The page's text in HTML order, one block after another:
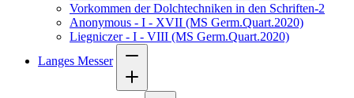
Vorkommen der Dolchtechniken in den Schriften-2
Anonymous - I - XVII (MS Germ.Quart.2020)
Liegniczer - I - VIII (MS Germ.Quart.2020)
Langes Messer